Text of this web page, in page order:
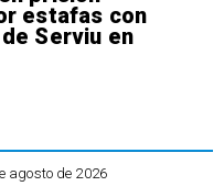
estafas con
Serviu en
agosto de 2026